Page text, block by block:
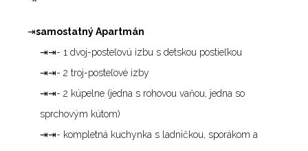
⇥samostatný Apartmán
⇥⇥- 1 dvoj-posteľovú izbu s detskou postieľkou
⇥⇥- 2 troj-posteľové izby
⇥⇥- 2 kúpelne (jedna s rohovou vaňou, jedna so
sprchovým kútom)
⇥⇥- kompletná kuchynka s ladničkou, sporákom a